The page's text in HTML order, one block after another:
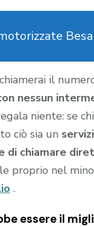
il
nessun
niente: se
ciò sia un
di chiamare
proprio nel
.
essere il